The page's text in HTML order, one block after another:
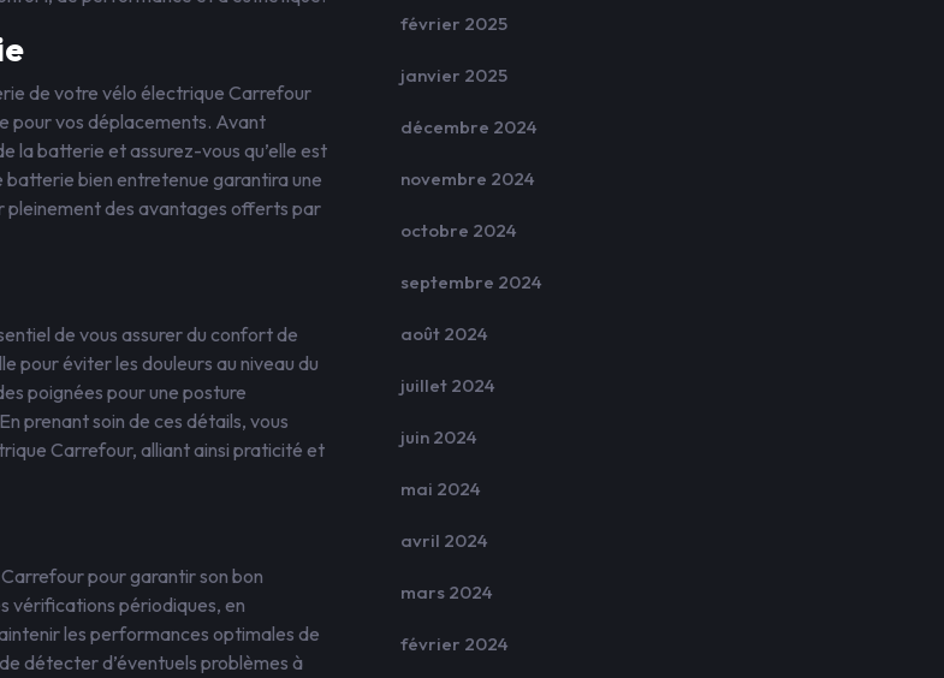
de votre vélo électrique Carrefour
pour vos déplacements. Avant
la batterie et assurez-vous qu’elle est
bien entretenue garantira une
des avantages offerts par
de vous assurer du confort de
pour éviter les douleurs au niveau du
poignées pour une posture
prenant soin de ces détails, vous
Carrefour, alliant ainsi praticité et
pour garantir son bon
vérifications périodiques, en
les performances optimales de
détecter d’éventuels problèmes à
février 2025
janvier 2025
décembre 2024
novembre 2024
octobre 2024
septembre 2024
août 2024
juillet 2024
juin 2024
mai 2024
avril 2024
mars 2024
février 2024